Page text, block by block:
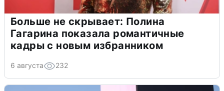
Больше не скрывает: Полина
Гагарина показала романтичные
кадры с новым избранником
6 августа 232